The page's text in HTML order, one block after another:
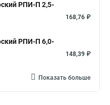
РПИ-П 2,5-
168,76 ₽
РПИ-П 6,0-
148,39 ₽
Показать больше